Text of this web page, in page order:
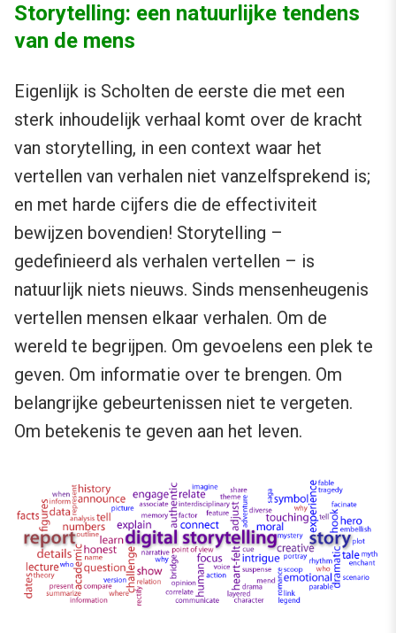
Storytelling: een natuurlijke tendens
van de mens
Eigenlijk is Scholten de eerste die met een
sterk inhoudelijk verhaal komt over de kracht
van storytelling, in een context waar het
vertellen van verhalen niet vanzelfsprekend is;
en met harde cijfers die de effectiviteit
bewijzen bovendien! Storytelling –
gedefinieerd als verhalen vertellen – is
natuurlijk niets nieuws. Sinds mensenheugenis
vertellen mensen elkaar verhalen. Om de
wereld te begrijpen. Om gevoelens een plek te
geven. Om informatie over te brengen. Om
belangrijke gebeurtenissen niet te vergeten.
Om betekenis te geven aan het leven.